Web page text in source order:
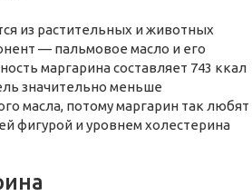
из растительных и животных
— пальмовое масло и его
маргарина составляет 743 ккал
значительно меньше
масла, потому маргарин так любят
фигурой и уровнем холестерина